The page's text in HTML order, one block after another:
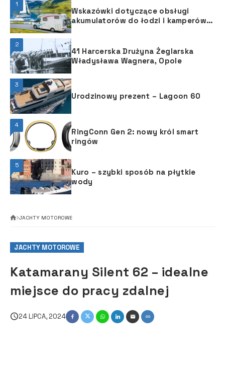
1
Wskazówki dotyczące obsługi
akumulatorów do łodzi i kamperów
2
41 Harcerska Drużyna Żeglarska
Władysława Wagnera, Opole
3
Urodzinowy prezent – Lagoon 60
4
RingConn Gen 2: nowy król smart
ringów
5
Kuro – szybki sposób na płytkie
wody
JACHTY MOTOROWE
JACHTY MOTOROWE
Katamarany Silent 62 – idealne
miejsce do pracy zdalnej
24 LIPCA, 2024